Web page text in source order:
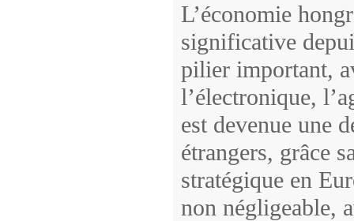
L’économie
significative
pilier important,
l’électronique,
est devenue une
étrangers, grâce
stratégique en
non négligeable,